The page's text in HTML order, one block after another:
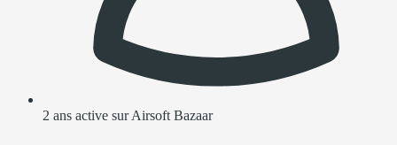
2 ans active sur Airsoft Bazaar